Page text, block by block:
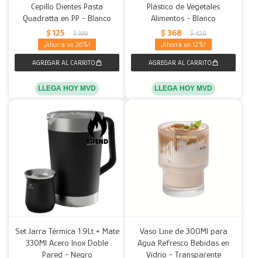
Cepillo Dientes Pasta
Quadratta en PP - Blanco
$ 125 $ 169
26
LLEGA HOY MVD
Plástico de Vegetales
Alimentos - Blanco
$ 368 $ 420
12
LLEGA HOY MVD
Set Jarra Térmica 1.9Lt + Mate
330Ml Acero Inox Doble
Pared - Negro
Vaso Line de 300Ml para
Agua Refresco Bebidas en
Vidrio - Transparente